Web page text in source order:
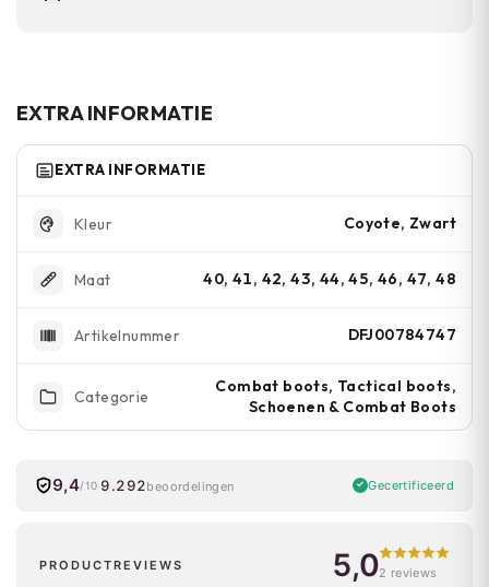
dan standaard rubberzolen.
EXTRA INFORMATIE
EXTRA INFORMATIE
Kleur Coyote, Zwart
Maat 40, 41, 42, 43, 44, 45, 46, 47, 48
Artikelnummer DFJ00784747
Categorie
Combat boots, Tactical boots,
Schoenen & Combat Boots
9,4/10 9.292beoordelingen Gecertificeerd
PRODUCTREVIEWS 5,02 reviews